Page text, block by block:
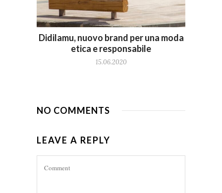
Didilamu, nuovo brand per una moda
etica e responsabile
15.06.2020
NO COMMENTS
LEAVE A REPLY